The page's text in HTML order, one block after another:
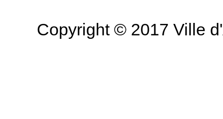
Copyright © 2017 Ville